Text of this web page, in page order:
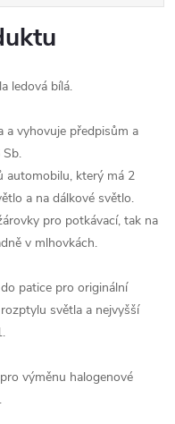
ledová bílá.
a vyhovuje předpisům a
automobilu, který má 2
a na dálkové světlo.
pro potkávací, tak na
v mlhovkách.
patice pro originální
světla a nejvyšší
výměnu halogenové